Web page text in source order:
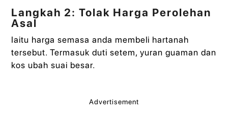
Langkah 2: Tolak Harga Perolehan
Asal
Iaitu harga semasa anda membeli hartanah
tersebut. Termasuk duti setem, yuran guaman dan
kos ubah suai besar.
Advertisement